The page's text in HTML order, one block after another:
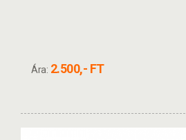
Ára: 2.500,- FT